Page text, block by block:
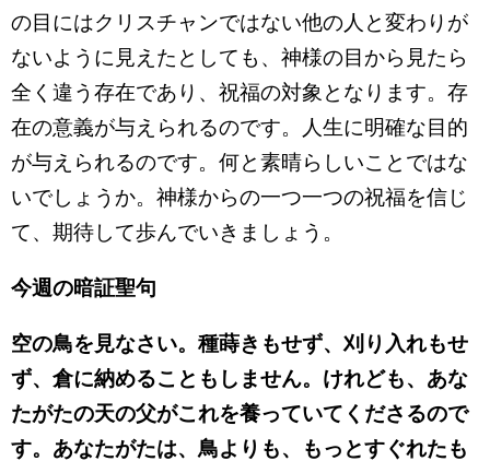
の目にはクリスチャンではない他の人と変わりが
ないように見えたとしても、神様の目から見たら
全く違う存在であり、祝福の対象となります。存
在の意義が与えられるのです。人生に明確な目的
が与えられるのです。何と素晴らしいことではな
いでしょうか。神様からの一つ一つの祝福を信じ
て、期待して歩んでいきましょう。
今週の暗証聖句
空の鳥を見なさい。種蒔きもせず、刈り入れもせ
ず、倉に納めることもしません。けれども、あな
たがたの天の父がこれを養っていてくださるので
す。あなたがたは、鳥よりも、もっとすぐれたも